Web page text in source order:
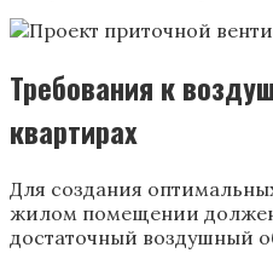
Требования к
квартирах
Для создания
жилом помещении
достаточный воздушный